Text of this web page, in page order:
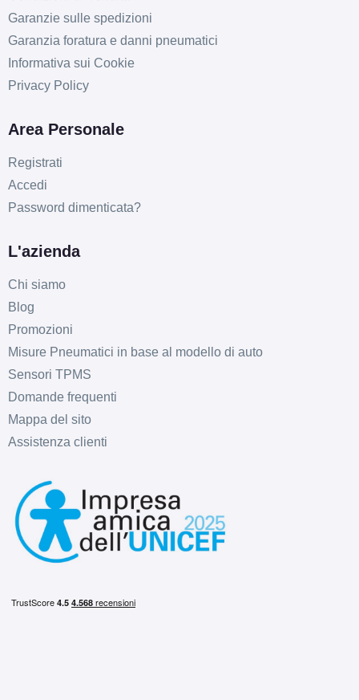
Garanzie sulle spedizioni
Garanzia foratura e danni pneumatici
Informativa sui Cookie
Privacy Policy
Area Personale
Registrati
Accedi
Password dimenticata?
L'azienda
Chi siamo
Blog
Promozioni
Misure Pneumatici in base al modello di auto
Sensori TPMS
Domande frequenti
Mappa del sito
Assistenza clienti